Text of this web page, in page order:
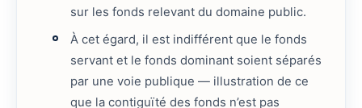
sur les fonds relevant du domaine public.
À cet égard, il est indifférent que le fonds
servant et le fonds dominant soient séparés
par une voie publique — illustration de ce
que la contiguïté des fonds n’est pas